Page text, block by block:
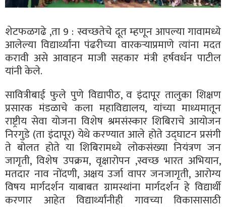
शेटफळगढे ,ता 9 : स्वच्छतेचे दूत म्हणून आपल्या गावामध्ये
आलेल्या विद्यार्थ्यांना पंढरीच्या वारकऱ्याप्रमाणे त्यांना मदत
करावी असे आवाहन माजी सहकार मंत्री हर्षवर्धन पाटील
यांनी केले.
सावित्रीबाई फुले पुणे विद्यापीठ, व इंदापूर तालुका शिक्षण
प्रसारक मंडळाचे कला महाविद्यालय, यांच्या माध्यमातून
राष्ट्रीय सेवा योजना विशेष श्रमसंस्कार शिबिराचे आयोजन
निरगुडे (ता इंदापूर) येथे करण्यात आले होते उद्घाटन प्रसंगी
ते बोलत होते या शिबिरामध्ये लोकसंख्या नियंत्रण जन
जागृती, विशेष उपक्रम, वृक्षारोपन ,स्वच्छ भारत अभियान,
मतदार नाव नोंदणी, अक्षय उर्जा वापर जनजागृती, आरोग्य
विषय मार्गदर्शन याबाबत ग्रामस्थांना मार्गदर्शन हे विद्यार्थी
करणार आहेत विद्यार्थ्यांनीही गावच्या विकासासाठी